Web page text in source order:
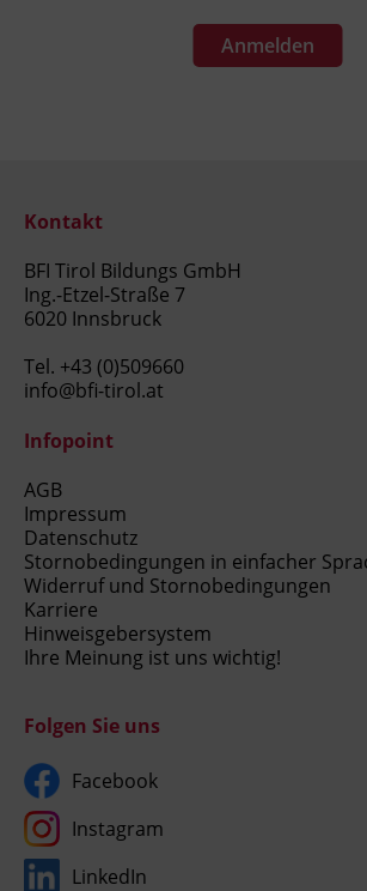
Anmelden
Kontakt
BFI Tirol Bildungs GmbH
Ing.-Etzel-Straße 7
6020 Innsbruck
Tel. +43 (0)509660
info@bfi-tirol.at
Infopoint
AGB
Impressum
Datenschutz
Stornobedingungen in einfacher
Widerruf und Stornobedingungen
Karriere
Hinweisgebersystem
Ihre Meinung ist uns wichtig!
Folgen Sie uns
Facebook
Instagram
LinkedIn